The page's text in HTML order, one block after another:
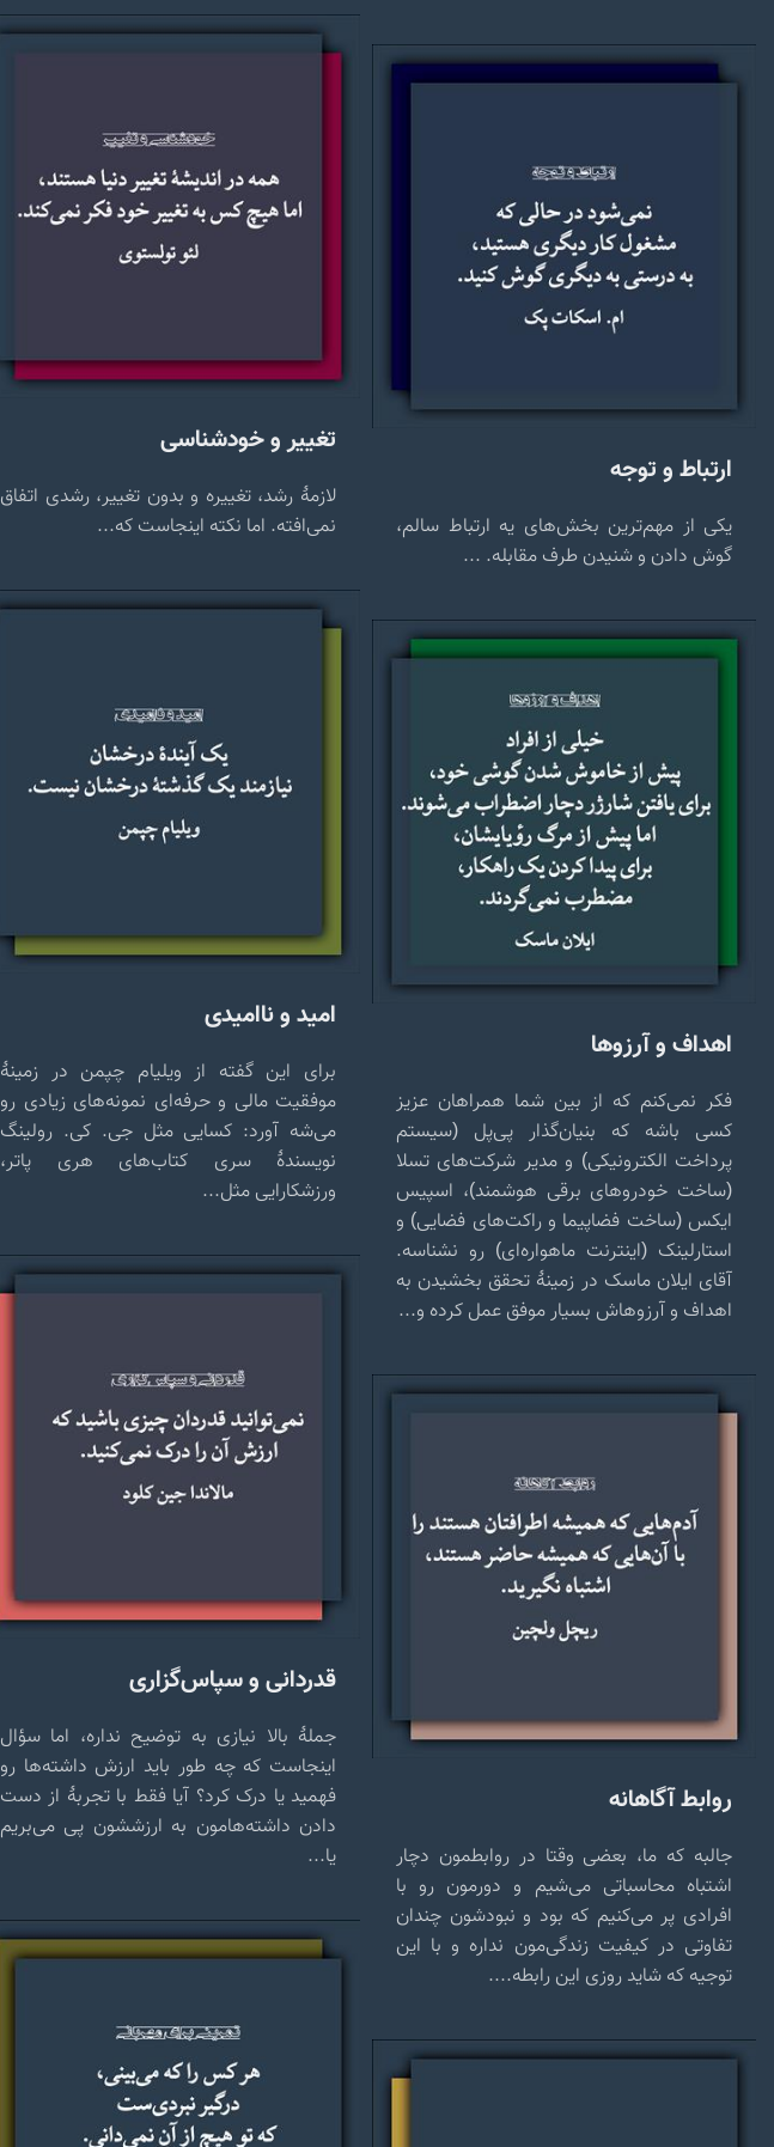
ارتباط و توجه
یکی از مهم‌ترین بخش‌های یه ارتباط سالم،
گوش دادن و شنیدن طرف مقابله. ...
اهداف و آرزوها
فکر نمی‌کنم که از بین شما همراهان عزیز
کسی باشه که بنیان‌گذار پی‌پل (سیستم
پرداخت الکترونیکی) و مدیر شرکت‌های تسلا
(ساخت خودروهای برقی هوشمند)، اسپیس
ایکس (ساخت فضاپیما و راکت‌های فضایی) و
استارلینک (اینترنت ماهواره‌ای) رو نشناسه.
آقای ایلان ماسک در زمینهٔ تحقق بخشیدن به
اهداف و آرزوهاش بسیار موفق عمل کرده و...
روابط آگاهانه
جالبه که ما، بعضی وقتا در روابطمون دچار
اشتباه محاسباتی می‌شیم و دورمون رو با
افرادی پر می‌کنیم که بود و نبودشون چندان
تفاوتی در کیفیت زندگی‌مون نداره و با این
توجیه که شاید روزی این رابطه....
تغییر و خودشناسی
لازمهٔ رشد، تغییره و بدون تغییر، رشدی اتفاق
نمی‌افته. اما نکته اینجاست که...
امید و ناامیدی
برای این گفته از ویلیام چپمن در زمینهٔ
موفقیت مالی و حرفه‌ای نمونه‌های زیادی رو
می‌شه آورد: کسایی مثل جی. کی. رولینگ
نویسندهٔ سری کتاب‌های هری پاتر،
ورزشکارایی مثل...
قدردانی و سپاس‌گزاری
جملهٔ بالا نیازی به توضیح نداره، اما سؤال
اینجاست که چه طور باید ارزش داشته‌ها رو
فهمید یا درک کرد؟ آیا فقط با تجربهٔ از دست
دادن داشته‌هامون به ارزششون پی می‌بریم
یا...